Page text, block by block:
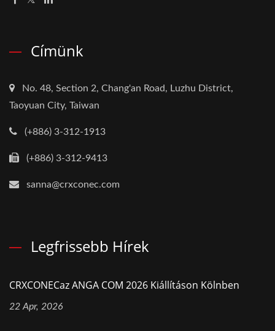
Címünk
No. 48, Section 2, Chang'an Road, Luzhu District,
Taoyuan City, Taiwan
(+886) 3-312-1913
(+886) 3-312-9413
sanna@crxconec.com
Legfrissebb Hírek
CRXCONECaz ANGA COM 2026 Kiállításon Kölnben
22 Apr, 2026